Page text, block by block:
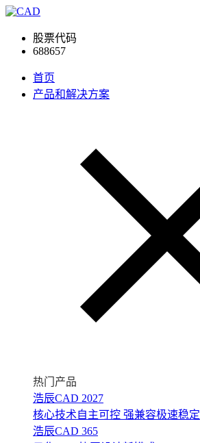
股票代码
688657
首页
产品和解决方案
热门产品
浩辰CAD 2027
核心技术自主可控 强兼容极速稳定
浩辰CAD 365